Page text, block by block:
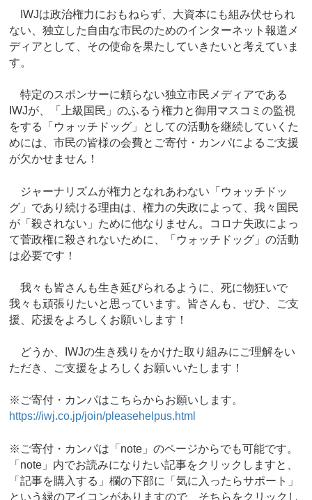
IWJは政治権力におもねらず、大資本にも組み伏せられ
ない、独立した自由な市民のためのインターネット報道メ
ディアとして、その使命を果たしていきたいと考えていま
す。
特定のスポンサーに頼らない独立市民メディアである
IWJが、「上級国民」のふるう権力と御用マスコミの監視
をする「ウォッチドッグ」としての活動を継続していくた
めには、市民の皆様の会費とご寄付・カンパによるご支援
が欠かせません！
ジャーナリズムが権力となれあわない「ウォッチドッ
グ」であり続ける理由は、権力の失政によって、我々国民
が「殺されない」ために他なりません。コロナ失政によっ
て菅政権に殺されないために、「ウォッチドッグ」の活動
は必要です！
我々も皆さんも生き延びられるように、死に物狂いで
我々も頑張りたいと思っています。皆さんも、ぜひ、ご支
援、応援をよろしくお願いします！
どうか、IWJの生き残りをかけた取り組みにご理解をい
ただき、ご支援をよろしくお願いいたします！
※ご寄付・カンパはこちらからお願いします。
https://iwj.co.jp/join/pleasehelpus.html
※ご寄付・カンパは「note」のページからでも可能です。
「note」内でお読みになりたい記事をクリックしますと、
「記事を購入する」欄の下部に「気に入ったらサポート」
という緑のアイコンがありますので、そちらをクリックし